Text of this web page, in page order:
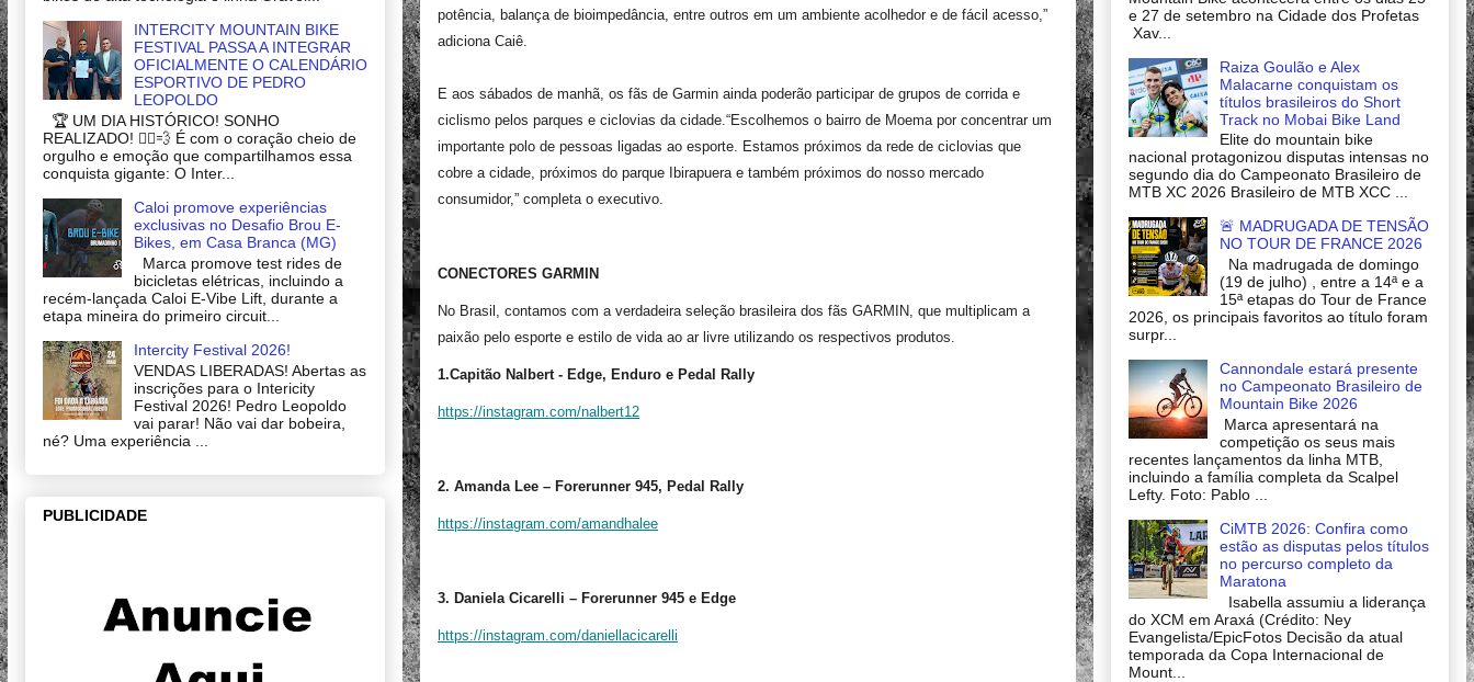
potência, balança de bioimpedância, entre outros em um ambiente acolhedor e de fácil acesso,”
adiciona Caiê.
E aos sábados de manhã, os fãs de Garmin ainda poderão participar de grupos de corrida e
ciclismo pelos parques e ciclovias da cidade.“Escolhemos o bairro de Moema por concentrar um
importante polo de pessoas ligadas ao esporte. Estamos próximos da rede de ciclovias que
cobre a cidade, próximos do parque Ibirapuera e também próximos do nosso mercado
consumidor,” completa o executivo.
CONECTORES GARMIN
No Brasil, contamos com a verdadeira seleção brasileira dos fãs GARMIN, que multiplicam a
paixão pelo esporte e estilo de vida ao ar livre utilizando os respectivos produtos.
1.Capitão Nalbert - Edge, Enduro e Pedal Rally
https://instagram.com/nalbert12
2. Amanda Lee – Forerunner 945, Pedal Rally
https://instagram.com/amandhalee
3. Daniela Cicarelli – Forerunner 945 e Edge
https://instagram.com/daniellacicarelli
INTERCITY MOUNTAIN BIKE
FESTIVAL PASSA A INTEGRAR
OFICIALMENTE O CALENDÁRIO
ESPORTIVO DE PEDRO
LEOPOLDO
🏆 UM DIA HISTÓRICO! SONHO
REALIZADO! 🚴‍♂️💨 É com o coração cheio de
orgulho e emoção que compartilhamos essa
conquista gigante: O Inter...
Caloi promove experiências
exclusivas no Desafio Brou E-
Bikes, em Casa Branca (MG)
Marca promove test rides de
bicicletas elétricas, incluindo a
recém-lançada Caloi E-Vibe Lift, durante a
etapa mineira do primeiro circuit...
Intercity Festival 2026!
VENDAS LIBERADAS! Abertas as
inscrições para o Intericity
Festival 2026! Pedro Leopoldo
vai parar! Não vai dar bobeira,
né? Uma experiência ...
PUBLICIDADE
e 27 de setembro na Cidade dos Profetas
Xav...
Raiza Goulão e Alex
Malacarne conquistam os
títulos brasileiros do Short
Track no Mobai Bike Land
Elite do mountain bike
nacional protagonizou disputas intensas no
segundo dia do Campeonato Brasileiro de
MTB XC 2026 Brasileiro de MTB XCC ...
🚨 MADRUGADA DE TENSÃO
NO TOUR DE FRANCE 2026
Na madrugada de domingo
(19 de julho) , entre a 14ª e a
15ª etapas do Tour de France
2026, os principais favoritos ao título foram
surpr...
Cannondale estará presente
no Campeonato Brasileiro de
Mountain Bike 2026
Marca apresentará na
competição os seus mais
recentes lançamentos da linha MTB,
incluindo a família completa da Scalpel
Lefty. Foto: Pablo ...
CiMTB 2026: Confira como
estão as disputas pelos títulos
no percurso completo da
Maratona
Isabella assumiu a liderança
do XCM em Araxá (Crédito: Ney
Evangelista/EpicFotos Decisão da atual
temporada da Copa Internacional de
Mount...